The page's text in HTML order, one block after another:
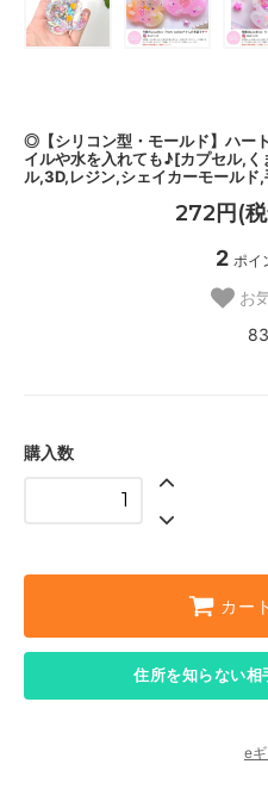
◎【シリコン型・モールド】ハー
イルや水を入れても♪[カプセル,
ル,3D,レジン,シェイカーモールド
272円(
2 ポイ
お
購入数
カー
住所を知らない相
e